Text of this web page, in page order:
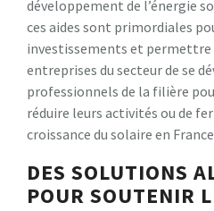
développement de l’énergie
ces aides sont primordiales
investissements et permettre
entreprises du secteur de se
professionnels de la filière
réduire leurs activités ou de
croissance du solaire en
DES SOLUTIONS
POUR SOUTENIR